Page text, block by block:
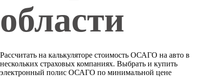
области
Рассчитать на калькуляторе стоимость ОСАГО на авто в
нескольких страховых компаниях. Выбрать и купить
электронный полис ОСАГО по минимальной цене